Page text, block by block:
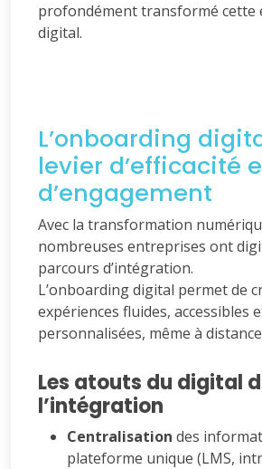
profondément transformé cette
digital.
L’onboarding
levier d’efficacité
d’engagement
Avec la transformation
nombreuses entreprises ont
parcours d’intégration.
L’onboarding digital permet de
expériences fluides, accessibles
personnalisées, même à
Les atouts du digital
l’intégration
Centralisation des
plateforme unique (LMS,